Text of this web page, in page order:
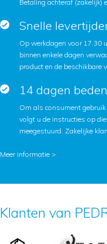
Betaling achteraf (zakelijk)
Snelle
Op werkdagen voor 17.30
binnen enkele dagen
product en de beschikbare
14 dagen
Om als consument
volgt u de instructies op
meegestuurd. Zakelijke
Meer informatie >
Klanten van